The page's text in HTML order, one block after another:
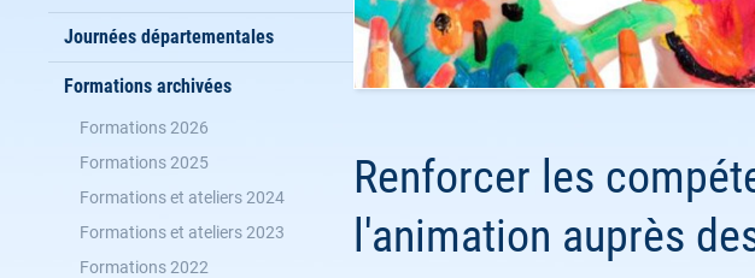
Journées départementales
Formations archivées
Formations 2026
Formations 2025
Formations et ateliers 2024
Formations et ateliers 2023
Formations 2022
Renforcer les
l'animation auprès